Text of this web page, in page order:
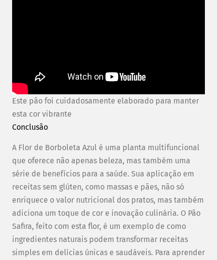
Este pão foi cuidadosamente elaborado para manter
esta cor vibrante
Conclusão
A Flor de Borboleta Azul é uma planta multifuncional
que oferece não apenas beleza, mas também uma
série de benefícios para a saúde. Sua aplicação em
receitas sem glúten, como massas e pães, não só
enriquece o valor nutricional dos pratos, mas também
adiciona um toque de cor e inovação culinária. O Pão
Safira, feito com esta flor, é um exemplo de como
ingredientes naturais podem transformar receitas
simples em delícias únicas e saudáveis. Para aprender